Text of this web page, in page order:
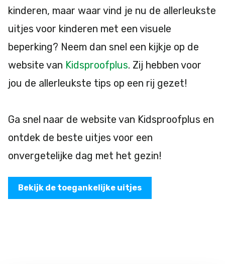
kinderen, maar waar vind je nu de allerleukste
uitjes voor kinderen met een visuele
beperking? Neem dan snel een kijkje op de
website van Kidsproofplus. Zij hebben voor
jou de allerleukste tips op een rij gezet!
Ga snel naar de website van Kidsproofplus en
ontdek de beste uitjes voor een
onvergetelijke dag met het gezin!
Bekijk de toegankelijke uitjes